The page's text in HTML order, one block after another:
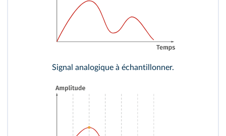
Signal analogique à échantillonner.